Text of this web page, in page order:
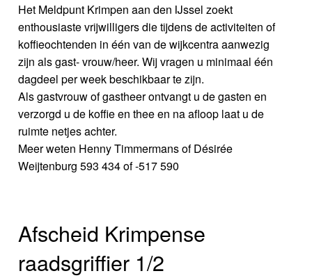
Het Meldpunt Krimpen aan den IJssel zoekt
enthousiaste vrijwilligers die tijdens de activiteiten of
koffieochtenden in één van de wijkcentra aanwezig
zijn als gast- vrouw/heer. Wij vragen u minimaal één
dagdeel per week beschikbaar te zijn.
Als gastvrouw of gastheer ontvangt u de gasten en
verzorgd u de koffie en thee en na afloop laat u de
ruimte netjes achter.
Meer weten Henny Timmermans of Désirée
Weijtenburg 593 434 of -517 590
Afscheid Krimpense
raadsgriffier 1/2